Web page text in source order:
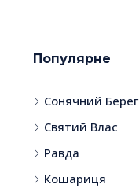
Популярне
Сонячний Берег
Святий Влас
Равда
Кошариця